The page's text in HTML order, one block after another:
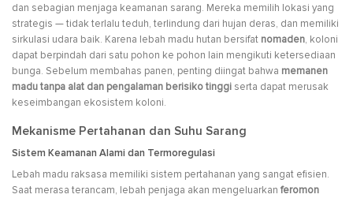
dan sebagian menjaga keamanan sarang. Mereka memilih lokasi yang
strategis — tidak terlalu teduh, terlindung dari hujan deras, dan memiliki
sirkulasi udara baik. Karena lebah madu hutan bersifat nomaden, koloni
dapat berpindah dari satu pohon ke pohon lain mengikuti ketersediaan
bunga. Sebelum membahas panen, penting diingat bahwa memanen
madu tanpa alat dan pengalaman berisiko tinggi serta dapat merusak
keseimbangan ekosistem koloni.
Mekanisme Pertahanan dan Suhu Sarang
Sistem Keamanan Alami dan Termoregulasi
Lebah madu raksasa memiliki sistem pertahanan yang sangat efisien.
Saat merasa terancam, lebah penjaga akan mengeluarkan feromon